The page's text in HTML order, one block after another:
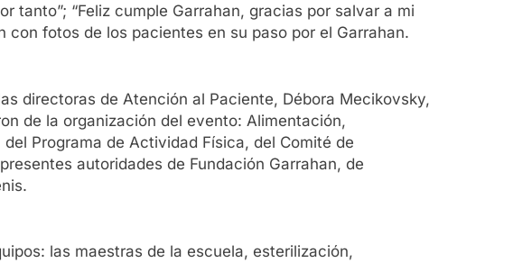
tanto”; “Feliz cumple Garrahan, gracias por salvar a mi
fotos de los pacientes en su paso por el Garrahan.
directoras de Atención al Paciente, Débora Mecikovsky,
de la organización del evento: Alimentación,
Programa de Actividad Física, del Comité de
autoridades de Fundación Garrahan, de
las maestras de la escuela, esterilización,